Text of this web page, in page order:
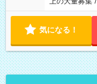
気になる！